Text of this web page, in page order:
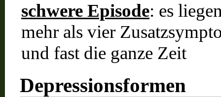
schwere Episode: es
mehr als vier
und fast die ganze Zeit
Depressionsformen